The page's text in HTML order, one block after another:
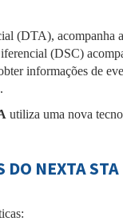
(DTA), acompanha
(DSC)
informações de
utiliza uma nova
DO NEXTA STA